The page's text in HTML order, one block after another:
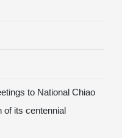
to National Chiao
of its centennial